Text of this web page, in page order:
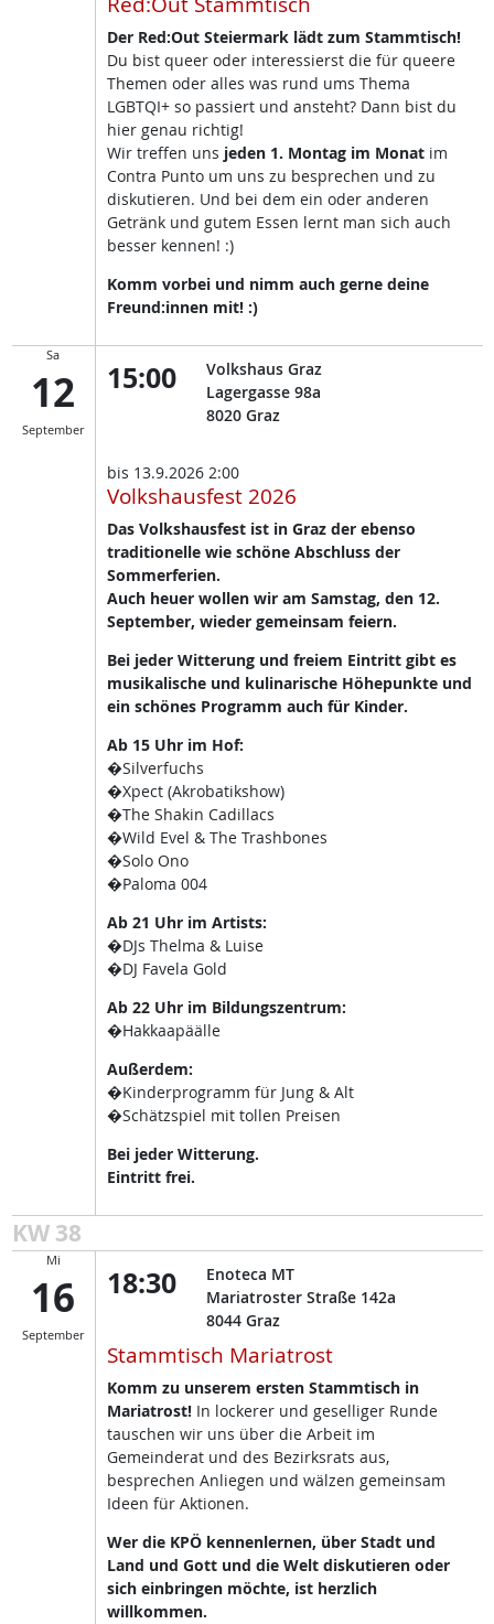
Der Red:Out Steiermark lädt zum Stammtisch!
Du bist queer oder interessierst die für queere
Themen oder alles was rund ums Thema
LGBTQI+ so passiert und ansteht? Dann bist du
hier genau richtig!
Wir treffen uns jeden 1. Montag im Monat im
Contra Punto um uns zu besprechen und zu
diskutieren. Und bei dem ein oder anderen
Getränk und gutem Essen lernt man sich auch
besser kennen! :)
Komm vorbei und nimm auch gerne deine
Freund:innen mit! :)
Sa
12
September
15:00
Volkshaus Graz
Lagergasse 98a
8020 Graz
bis 13.9.2026 2:00
Volkshausfest 2026
Das Volkshausfest ist in Graz der ebenso
traditionelle wie schöne Abschluss der
Sommerferien.
Auch heuer wollen wir am Samstag, den 12.
September, wieder gemeinsam feiern.
Bei jeder Witterung und freiem Eintritt gibt es
musikalische und kulinarische Höhepunkte und
ein schönes Programm auch für Kinder.
Ab 15 Uhr im Hof:
�Silverfuchs
�Xpect (Akrobatikshow)
�The Shakin Cadillacs
�Wild Evel & The Trashbones
�Solo Ono
�Paloma 004
Ab 21 Uhr im Artists:
�DJs Thelma & Luise
�DJ Favela Gold
Ab 22 Uhr im Bildungszentrum:
�Hakkaapäälle
Außerdem:
�Kinderprogramm für Jung & Alt
�Schätzspiel mit tollen Preisen
Bei jeder Witterung.
Eintritt frei.
KW 38
Mi
16
September
18:30
Enoteca MT
Mariatroster Straße 142a
8044 Graz
Stammtisch Mariatrost
Komm zu unserem ersten Stammtisch in
Mariatrost!In lockerer und geselliger Runde
tauschen wir uns über die Arbeit im
Gemeinderat und des Bezirksrats aus,
besprechen Anliegen und wälzen gemeinsam
Ideen für Aktionen.
Wer die KPÖ kennenlernen, über Stadt und
Land und Gott und die Welt diskutieren oder
sich einbringen möchte, ist herzlich
willkommen.